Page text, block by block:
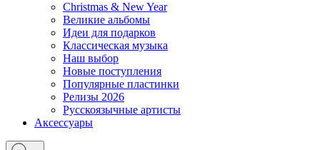
Christmas & New Year
Великие альбомы
Идеи для подарков
Классическая музыка
Наш выбор
Новые поступления
Популярные пластинки
Релизы 2026
Русскоязычные артисты
Аксессуары